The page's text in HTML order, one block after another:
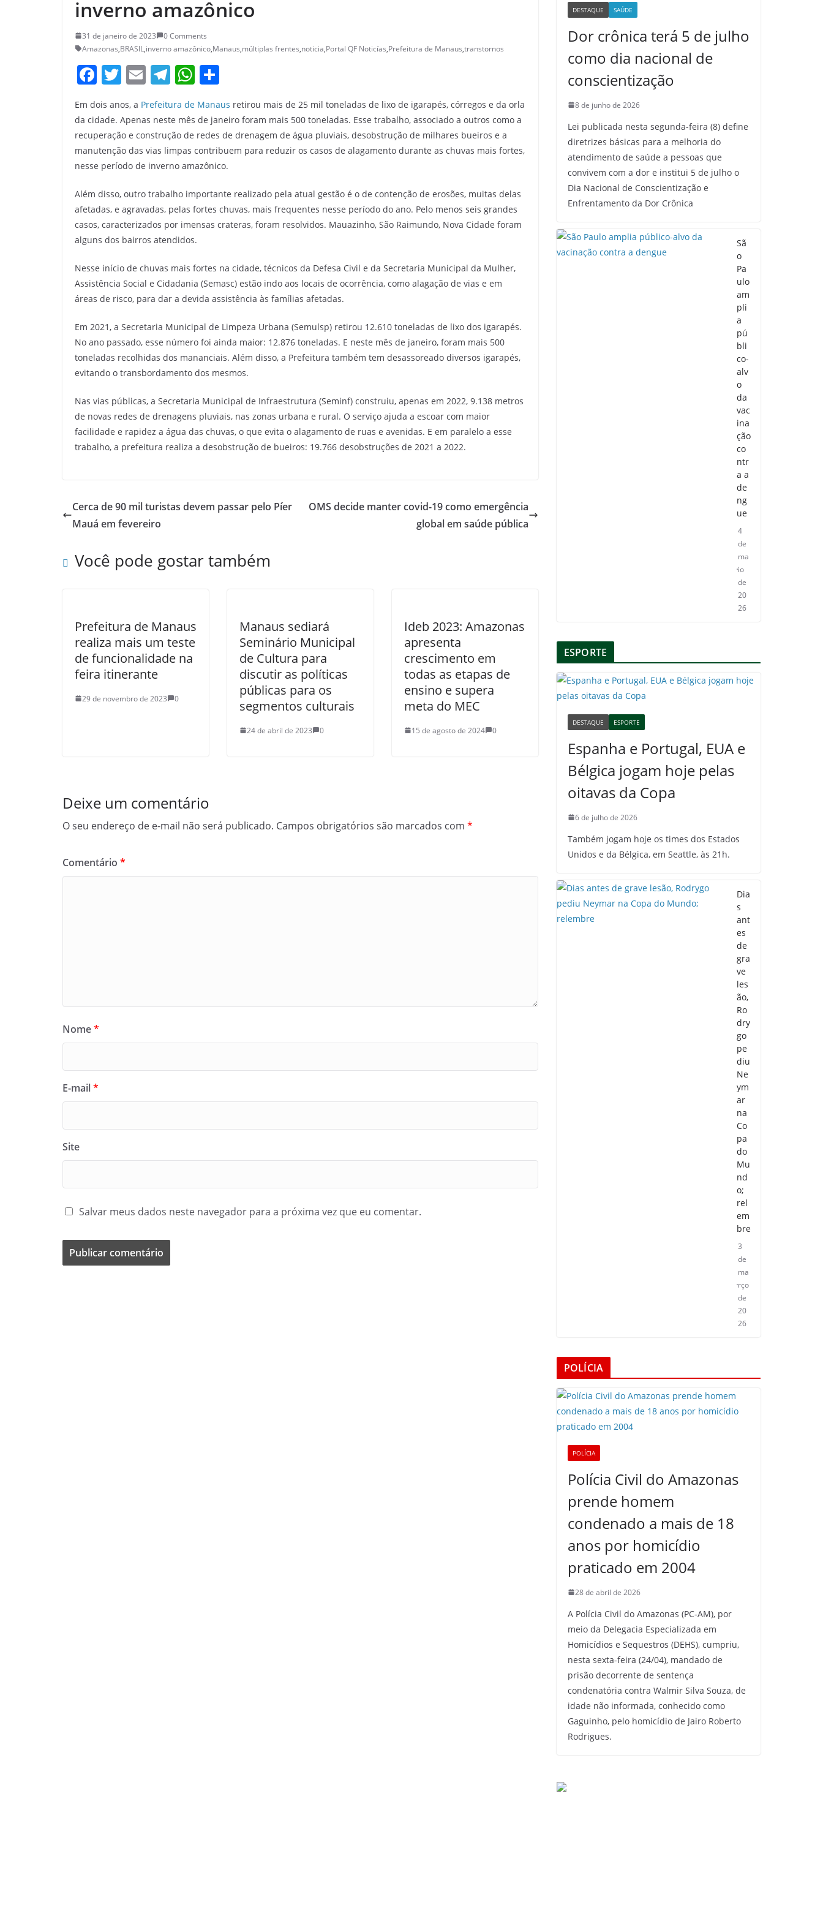
inverno amazônico
31 de janeiro de 2023
0 Comments
Amazonas,BRASIL,inverno amazônico,Manaus,múltiplas frentes,noticia,Portal QF Noticías,Prefeitura de Manaus,transtornos
F
a
c
e
b
o
o
k
T
itt
er
E
m
ai
l
T
e
gr
a
m
W
at
s
A
p
p
ar
e
Em dois anos, a Prefeitura de Manaus retirou mais de 25 mil toneladas de lixo de igarapés, córregos e da orla
da cidade. Apenas neste mês de janeiro foram mais 500 toneladas. Esse trabalho, associado a outros como a
recuperação e construção de redes de drenagem de água pluviais, desobstrução de milhares bueiros e a
manutenção das vias limpas contribuem para reduzir os casos de alagamento durante as chuvas mais fortes,
nesse período de inverno amazônico.
Além disso, outro trabalho importante realizado pela atual gestão é o de contenção de erosões, muitas delas
afetadas, e agravadas, pelas fortes chuvas, mais frequentes nesse período do ano. Pelo menos seis grandes
casos, caracterizados por imensas crateras, foram resolvidos. Mauazinho, São Raimundo, Nova Cidade foram
alguns dos bairros atendidos.
Nesse início de chuvas mais fortes na cidade, técnicos da Defesa Civil e da Secretaria Municipal da Mulher,
Assistência Social e Cidadania (Semasc) estão indo aos locais de ocorrência, como alagação de vias e em
áreas de risco, para dar a devida assistência às famílias afetadas.
Em 2021, a Secretaria Municipal de Limpeza Urbana (Semulsp) retirou 12.610 toneladas de lixo dos igarapés.
No ano passado, esse número foi ainda maior: 12.876 toneladas. E neste mês de janeiro, foram mais 500
toneladas recolhidas dos mananciais. Além disso, a Prefeitura também tem desassoreado diversos igarapés,
evitando o transbordamento dos mesmos.
Nas vias públicas, a Secretaria Municipal de Infraestrutura (Seminf) construiu, apenas em 2022, 9.138 metros
de novas redes de drenagens pluviais, nas zonas urbana e rural. O serviço ajuda a escoar com maior
facilidade e rapidez a água das chuvas, o que evita o alagamento de ruas e avenidas. E em paralelo a esse
trabalho, a prefeitura realiza a desobstrução de bueiros: 19.766 desobstruções de 2021 a 2022.
Cerca de 90 mil turistas devem passar pelo Píer
Mauá em fevereiro
OMS decide manter covid-19 como emergência
global em saúde pública
Você pode gostar também
Prefeitura de Manaus
realiza mais um teste
de funcionalidade na
feira itinerante
29 de novembro de 2023 0
Manaus sediará
Seminário Municipal
de Cultura para
discutir as políticas
públicas para os
segmentos culturais
24 de abril de 2023 0
Ideb 2023: Amazonas
apresenta
crescimento em
todas as etapas de
ensino e supera
meta do MEC
15 de agosto de 2024 0
Deixe um comentário
O seu endereço de e-mail não será publicado. Campos obrigatórios são marcados com *
Comentário *
Nome*
E-mail*
Site
Salvar meus dados neste navegador para a próxima vez que eu comentar.
DESTAQUE SAÚDE
Dor crônica terá 5 de julho
como dia nacional de
conscientização
8 de junho de 2026
Lei publicada nesta segunda-feira (8) define
diretrizes básicas para a melhoria do
atendimento de saúde a pessoas que
convivem com a dor e institui 5 de julho o
Dia Nacional de Conscientização e
Enfrentamento da Dor Crônica
Sã
o
Pa
ulo
am
pli
a
pú
bli
co-
alv
o
da
vac
ina
ção
co
ntr
a a
de
ng
ue
4
de
ma
io
de
20
26
ESPORTE
DESTAQUE ESPORTE
Espanha e Portugal, EUA e
Bélgica jogam hoje pelas
oitavas da Copa
6 de julho de 2026
Também jogam hoje os times dos Estados
Unidos e da Bélgica, em Seattle, às 21h.
Dia
s
ant
es
de
gra
ve
les
ão,
Ro
dry
go
pe
diu
Ne
ym
ar
na
Co
pa
do
Mu
nd
o;
rel
em
bre
3
de
ma
rço
de
20
26
POLÍCIA
POLÍCIA
Polícia Civil do Amazonas
prende homem
condenado a mais de 18
anos por homicídio
praticado em 2004
28 de abril de 2026
A Polícia Civil do Amazonas (PC-AM), por
meio da Delegacia Especializada em
Homicídios e Sequestros (DEHS), cumpriu,
nesta sexta-feira (24/04), mandado de
prisão decorrente de sentença
condenatória contra Walmir Silva Souza, de
idade não informada, conhecido como
Gaguinho, pelo homicídio de Jairo Roberto
Rodrigues.